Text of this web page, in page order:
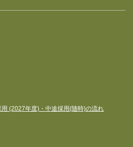
用 (2027年度)・中途採用(随時)の流れ